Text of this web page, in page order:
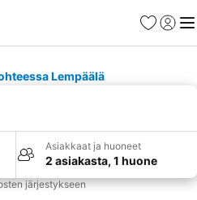
Suosikit
Lempäälä
Asiakkaat ja huoneet
2 asiakasta, 1 huone
järjestykseen